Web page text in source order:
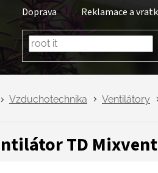
Doprava Reklamace a
Vzduchotechnika Ventilátory
TD